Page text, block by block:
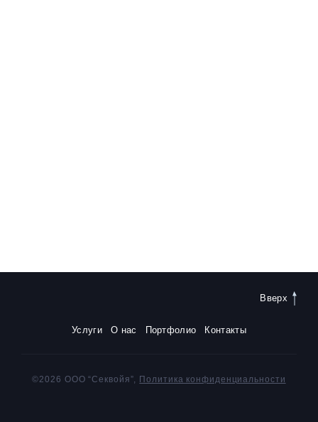
Услуги О нас Портфолио Контакты
Вверх
©2026 ООО “Секвойя”, Политика конфиденциальности